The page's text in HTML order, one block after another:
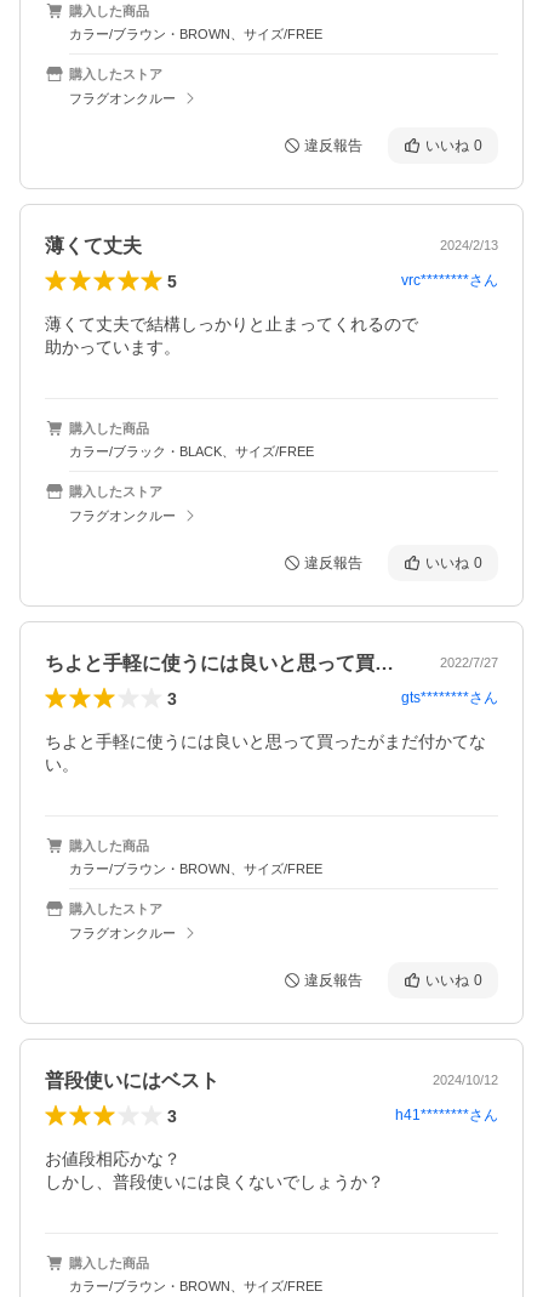
購入した商品
カラー/ブラウン・BROWN、サイズ/FREE
購入したストア
フラグオンクルー
違反報告 いいね 0
薄くて丈夫 2024/2/13
5 vrc********さん
薄くて丈夫で結構しっかりと止まってくれるので
助かっています。
購入した商品
カラー/ブラック・BLACK、サイズ/FREE
購入したストア
フラグオンクルー
違反報告 いいね 0
ちよと手軽に使うには良いと思って買った… 2022/7/27
3 gts********さん
ちよと手軽に使うには良いと思って買ったがまだ付かてな
い。
購入した商品
カラー/ブラウン・BROWN、サイズ/FREE
購入したストア
フラグオンクルー
違反報告 いいね 0
普段使いにはベスト 2024/10/12
3 h41********さん
お値段相応かな？
しかし、普段使いには良くないでしょうか？
購入した商品
カラー/ブラウン・BROWN、サイズ/FREE